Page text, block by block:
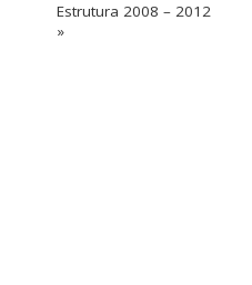
Estrutura 2008 – 2012
»